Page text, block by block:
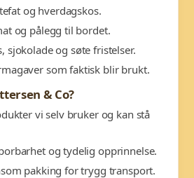
og hverdagskos.
og pålegg til bordet.
sjokolade og søte fristelser.
som faktisk blir brukt.
& Co?
vi selv bruker og kan stå
og tydelig opprinnelse.
pakking for trygg transport.